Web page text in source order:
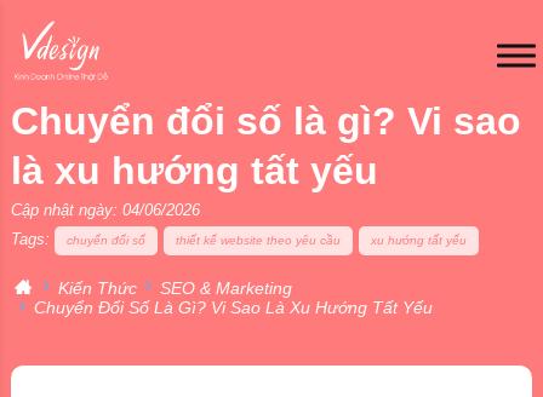
Chuyển đổi số là gì? Vi sao
là xu hướng tất yếu
Cập nhật ngày: 04/06/2026
Tags:
chuyển đổi số thiết kế website theo yêu cầu xu hướng tất yếu
Kiến Thức
SEO & Marketing
Chuyển Đổi Số Là Gì? Vi Sao Là Xu Hướng Tất Yếu